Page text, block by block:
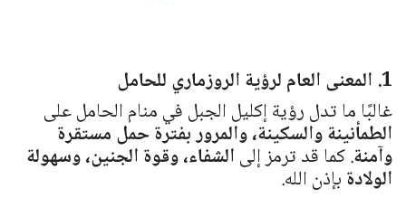
1. المعنى العام لرؤية الروزماري للحامل
غالبًا ما تدل رؤية إكليل الجبل في منام الحامل على
الطمأنينة والسكينة، والمرور بفترة حمل مستقرة
وآمنة. كما قد ترمز إلىالشفاء، وقوة الجنين، وسهولة
الولادةبإذن الله.